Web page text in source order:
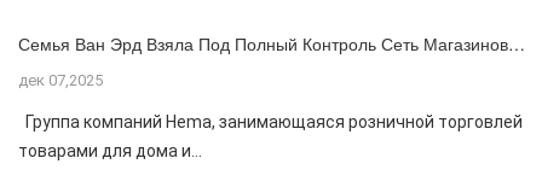
Семья Ван Эрд Взяла Под Полный Контроль Сеть Магазинов…
дек 07,2025
Группа компаний Hema, занимающаяся розничной торговлей
товарами для дома и...